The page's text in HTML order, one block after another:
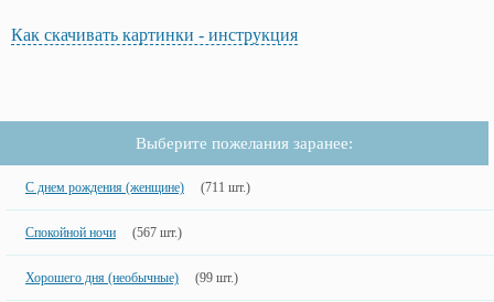
Как скачивать картинки - инструкция
Выберите пожелания заранее:
С днем рождения (женщине) (711 шт.)
Спокойной ночи (567 шт.)
Хорошего дня (необычные) (99 шт.)